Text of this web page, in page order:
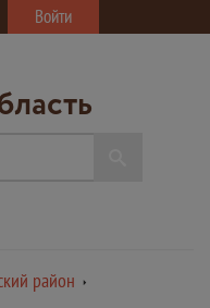
Войти
район